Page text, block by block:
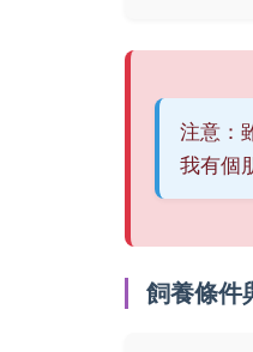
注意：
我有個
飼養條件